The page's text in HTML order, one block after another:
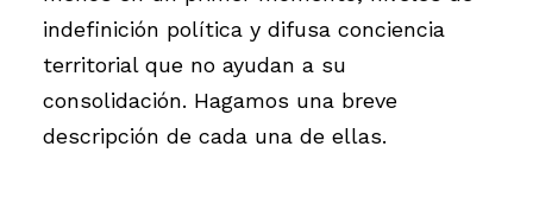
indefinición política y difusa conciencia
territorial que no ayudan a su
consolidación. Hagamos una breve
descripción de cada una de ellas.